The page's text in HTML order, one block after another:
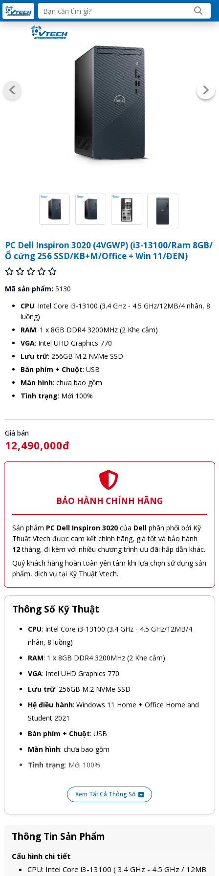
PC Dell Inspiron 3020 (4VGWP) (i3-13100/Ram 8GB/
Ổ cứng 256 SSD/KB+M/Office + Win 11/ĐEN)
Mã sản phẩm: 5130
CPU: Intel Core i3-13100 (3.4 GHz - 4.5 GHz/12MB/4 nhân, 8
luồng)
RAM: 1 x 8GB DDR4 3200MHz (2 Khe cắm)
VGA: Intel UHD Graphics 770
Lưu trữ: 256GB M.2 NVMe SSD
Bàn phím + Chuột: USB
Màn hình: chưa bao gồm
Tình trạng: Mới 100%
Giá bán
12,490,000đ
BẢO HÀNH CHÍNH HÃNG
Sản phẩm PC Dell Inspiron 3020 của Dell phân phối bởi Kỹ
Thuật Vtech được cam kết chính hãng, giá tốt và bảo hành
12tháng, đi kèm với nhiều chương trình ưu đãi hấp dẫn khác.
Quý khách hàng hoàn toàn yên tâm khi lựa chọn sử dụng sản
phẩm, dịch vụ tại Kỹ Thuật Vtech.
Thông Tin Sản Phẩm
Cấu hình chi tiết
CPU: Intel Core i3-13100 ( 3.4 GHz - 4.5 GHz / 12MB
Thông Số Kỹ Thuật
CPU: Intel Core i3-13100 (3.4 GHz - 4.5 GHz/12MB/4
nhân, 8 luồng)
RAM: 1 x 8GB DDR4 3200MHz (2 Khe cắm)
VGA: Intel UHD Graphics 770
Lưu trữ: 256GB M.2 NVMe SSD
Hệ điều hành: Windows 11 Home + Office Home and
Student 2021
Bàn phím + Chuột: USB
Màn hình: chưa bao gồm
Tình trạng: Mới 100%
Xem Tất Cả Thông Số